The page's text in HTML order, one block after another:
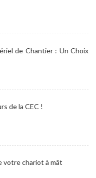
de Chantier : Un Choix
de la CEC !
votre chariot à mât